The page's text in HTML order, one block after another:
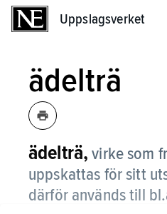
Uppslagsverket
ädelträ
ädelträ, virke som
uppskattas för sitt
därför används till